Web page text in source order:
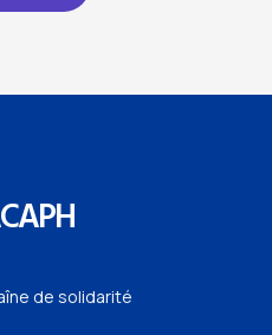
de solidarité